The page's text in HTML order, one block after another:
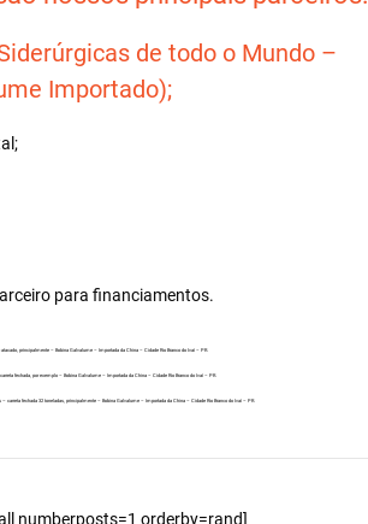
de todo o Mundo –
Importado);
para financiamentos.
principalmente – Bobina Galvalume – Importada da China – Cidade Rio Branco do Ivaí – PR.
fechada, por exemplo – Bobina Galvalume – Importada da China – Cidade Rio Branco do Ivaí – PR.
carreta fechada 32 toneladas, principalmente – Bobina Galvalume – Importada da China – Cidade Rio Branco do Ivaí – PR.
numberposts=1 orderby=rand]